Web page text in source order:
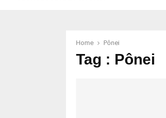
Home Pônei
Tag : Pônei